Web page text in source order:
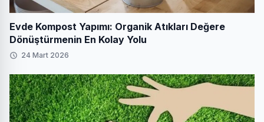
Evde Kompost Yapımı: Organik Atıkları Değere
Dönüştürmenin En Kolay Yolu
24 Mart 2026